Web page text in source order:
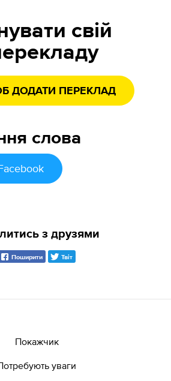
свій
ДОДАТИ ПЕРЕКЛАД
слова
з друзями
Поширити Твіт
Покажчик
уваги